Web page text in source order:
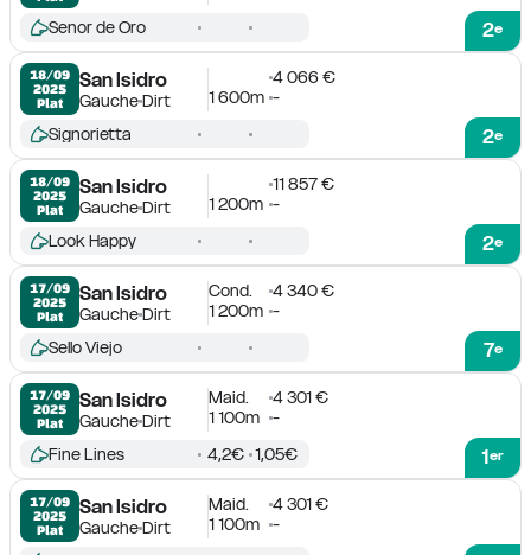
2e
Senor de Oro
18/09
2025
Plat
San Isidro
GaucheDirt
4 066 €
1 600m -
2e
Signorietta
18/09
2025
Plat
San Isidro
GaucheDirt
11 857 €
1 200m -
2e
Look Happy
17/09
2025
Plat
San Isidro
GaucheDirt
Cond.
4 340 €
1 200m -
7e
Sello Viejo
17/09
2025
Plat
San Isidro
GaucheDirt
Maid.
4 301 €
1 100m
-
1er
Fine Lines 4,2€ 1,05€
17/09
2025
Plat
San Isidro
GaucheDirt
Maid.
4 301 €
1 100m
-